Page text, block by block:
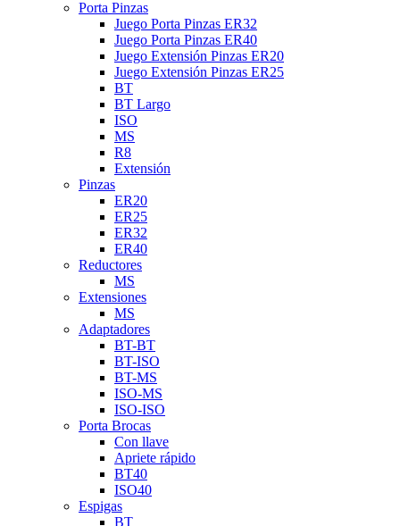
Porta Pinzas
Juego Porta Pinzas ER32
Juego Porta Pinzas ER40
Juego Extensión Pinzas ER20
Juego Extensión Pinzas ER25
BT
BT Largo
ISO
MS
R8
Extensión
Pinzas
ER20
ER25
ER32
ER40
Reductores
MS
Extensiones
MS
Adaptadores
BT-BT
BT-ISO
BT-MS
ISO-MS
ISO-ISO
Porta Brocas
Con llave
Apriete rápido
BT40
ISO40
Espigas
BT